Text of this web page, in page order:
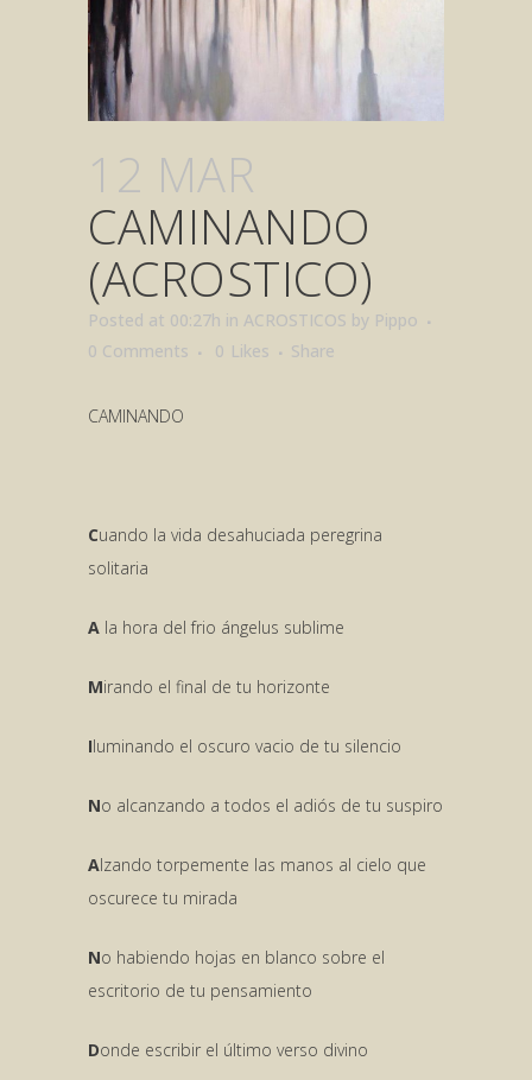
12 MAR
CAMINANDO
(ACROSTICO)
Posted at 00:27h in ACROSTICOS by Pippo
0 Comments
0 Likes Share
CAMINANDO
Cuando la vida desahuciada peregrina
solitaria
A la hora del frio ángelus sublime
Mirando el final de tu horizonte
Iluminando el oscuro vacio de tu silencio
No alcanzando a todos el adiós de tu suspiro
Alzando torpemente las manos al cielo que
oscurece tu mirada
No habiendo hojas en blanco sobre el
escritorio de tu pensamiento
Donde escribir el último verso divino